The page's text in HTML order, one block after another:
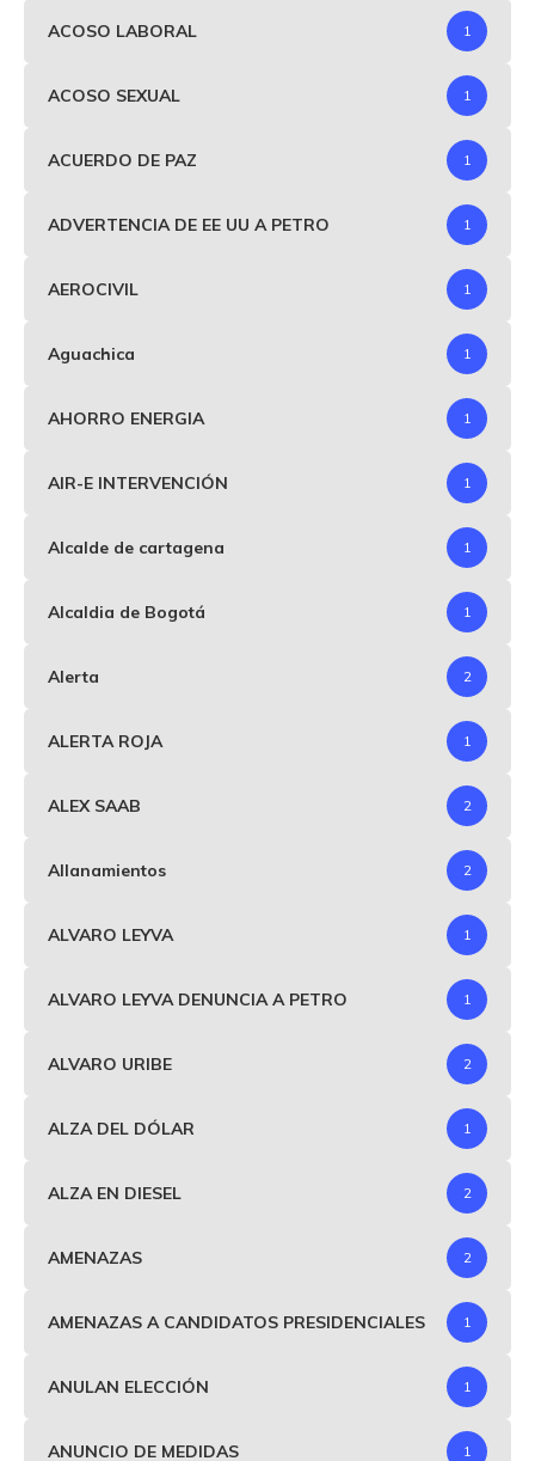
ACOSO LABORAL 1
ACOSO SEXUAL 1
ACUERDO DE PAZ 1
ADVERTENCIA DE EE UU A PETRO 1
AEROCIVIL 1
Aguachica 1
AHORRO ENERGIA 1
AIR-E INTERVENCIÓN 1
Alcalde de cartagena 1
Alcaldia de Bogotá 1
Alerta 2
ALERTA ROJA 1
ALEX SAAB 2
Allanamientos 2
ALVARO LEYVA 1
ALVARO LEYVA DENUNCIA A PETRO 1
ALVARO URIBE 2
ALZA DEL DÓLAR 1
ALZA EN DIESEL 2
AMENAZAS 2
AMENAZAS A CANDIDATOS PRESIDENCIALES 1
ANULAN ELECCIÓN 1
ANUNCIO DE MEDIDAS 1